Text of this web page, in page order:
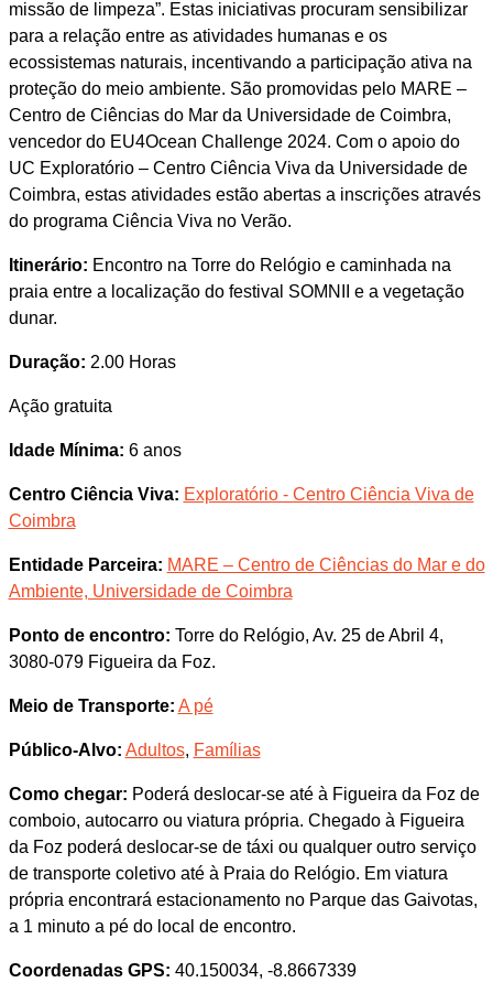
missão de limpeza”. Estas iniciativas procuram sensibilizar
para a relação entre as atividades humanas e os
ecossistemas naturais, incentivando a participação ativa na
proteção do meio ambiente. São promovidas pelo MARE –
Centro de Ciências do Mar da Universidade de Coimbra,
vencedor do EU4Ocean Challenge 2024. Com o apoio do
UC Exploratório – Centro Ciência Viva da Universidade de
Coimbra, estas atividades estão abertas a inscrições através
do programa Ciência Viva no Verão.
Itinerário: Encontro na Torre do Relógio e caminhada na
praia entre a localização do festival SOMNII e a vegetação
dunar.
Duração: 2.00 Horas
Ação gratuita
Idade Mínima: 6 anos
Centro Ciência Viva: Exploratório - Centro Ciência Viva de
Coimbra
Entidade Parceira: MARE – Centro de Ciências do Mar e do
Ambiente, Universidade de Coimbra
Ponto de encontro: Torre do Relógio, Av. 25 de Abril 4,
3080-079 Figueira da Foz.
Meio de Transporte: A pé
Público-Alvo: Adultos, Famílias
Como chegar: Poderá deslocar-se até à Figueira da Foz de
comboio, autocarro ou viatura própria. Chegado à Figueira
da Foz poderá deslocar-se de táxi ou qualquer outro serviço
de transporte coletivo até à Praia do Relógio. Em viatura
própria encontrará estacionamento no Parque das Gaivotas,
a 1 minuto a pé do local de encontro.
Coordenadas GPS: 40.150034, -8.8667339